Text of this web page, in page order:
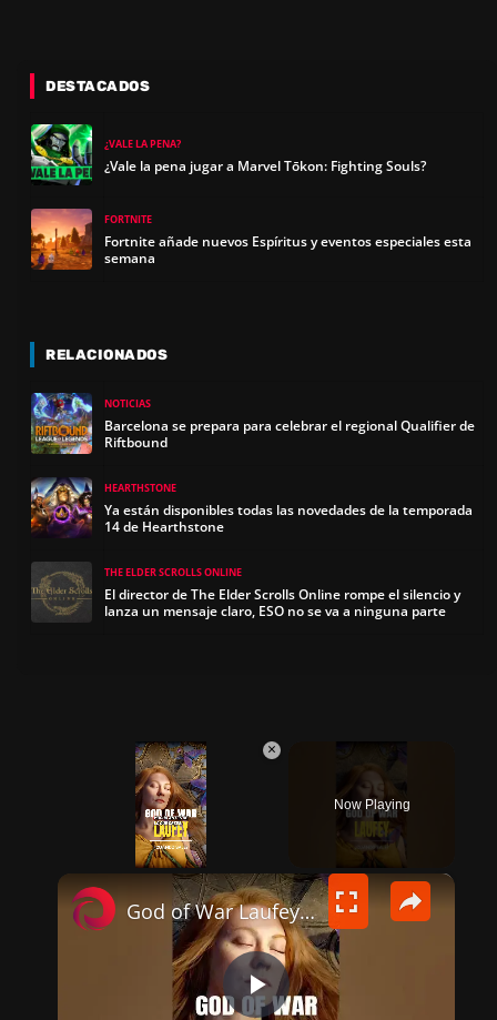
DESTACADOS
¿VALE LA PENA?
¿Vale la pena jugar a Marvel Tōkon: Fighting Souls?
FORTNITE
Fortnite añade nuevos Espíritus y eventos especiales esta
semana
RELACIONADOS
NOTICIAS
Barcelona se prepara para celebrar el regional Qualifier de
Riftbound
HEARTHSTONE
Ya están disponibles todas las novedades de la temporada
14 de Hearthstone
THE ELDER SCROLLS ONLINE
El director de The Elder Scrolls Online rompe el silencio y
lanza un mensaje claro, ESO no se va a ninguna parte
×
Now Playing
×
God of War Laufey posible FECHA de LANZAMIENTO en 2027 #videojuegos #godofwarlaufey #godofwar